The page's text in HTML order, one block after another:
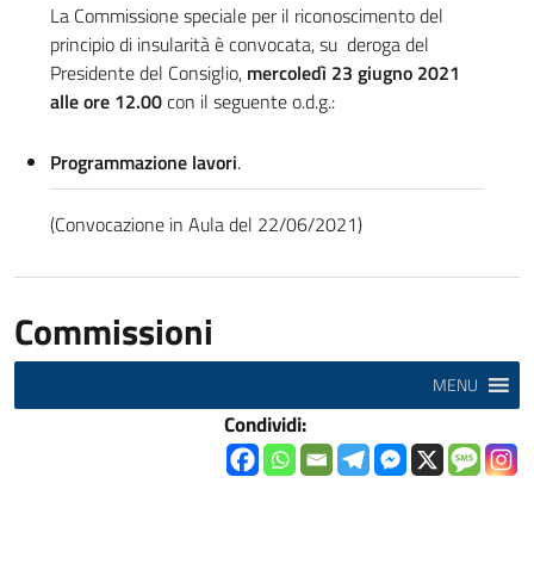
La Commissione speciale per il riconoscimento del
principio di insularità è convocata, su deroga del
Presidente del Consiglio, mercoledì 23 giugno 2021
alle ore 12.00con il seguente o.d.g.:
Programmazione lavori.
(Convocazione in Aula del 22/06/2021)
Commissioni
MENU
Condividi: